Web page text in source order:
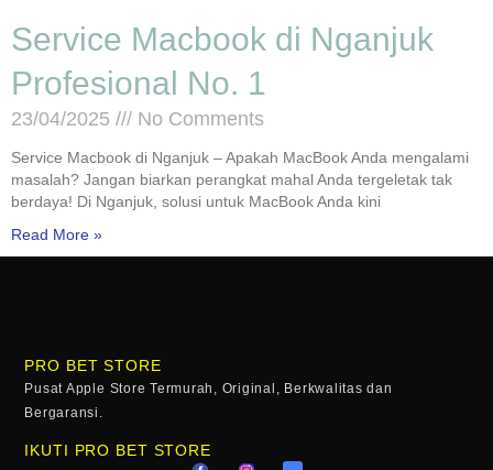
Service Macbook di Nganjuk
Profesional No. 1
23/04/2025 No Comments
Service Macbook di Nganjuk – Apakah MacBook Anda mengalami
masalah? Jangan biarkan perangkat mahal Anda tergeletak tak
berdaya! Di Nganjuk, solusi untuk MacBook Anda kini
Read More »
PRO BET STORE
Pusat Apple Store Termurah, Original, Berkwalitas dan
Bergaransi.
IKUTI PRO BET STORE